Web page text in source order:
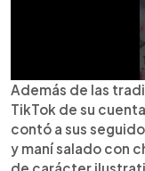
Además de las
TikTok de su
contó a sus
y maní salado con